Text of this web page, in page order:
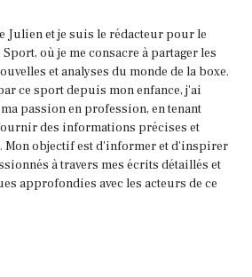
Julien et je suis le rédacteur pour le
Sport, où je me consacre à partager les
et analyses du monde de la boxe.
ce sport depuis mon enfance, j'ai
passion en profession, en tenant
des informations précises et
Mon objectif est d'informer et d'inspirer
à travers mes écrits détaillés et
approfondies avec les acteurs de ce